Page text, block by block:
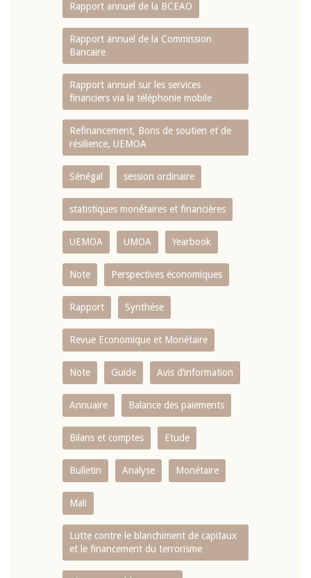
Rapport annuel de la BCEAO
Rapport annuel de la Commission
Bancaire
Rapport annuel sur les services
financiers via la téléphonie mobile
Refinancement, Bons de soutien et de
résilience, UEMOA
Sénégal session ordinaire
statistiques monétaires et financières
UEMOA UMOA Yearbook
Note Perspectives économiques
Rapport Synthése
Revue Economique et Monétaire
Note Guide Avis d’information
Annuaire Balance des paiements
Bilans et comptes Etude
Bulletin Analyse Monétaire
Mali
Lutte contre le blanchiment de capitaux
et le financement du terrorisme